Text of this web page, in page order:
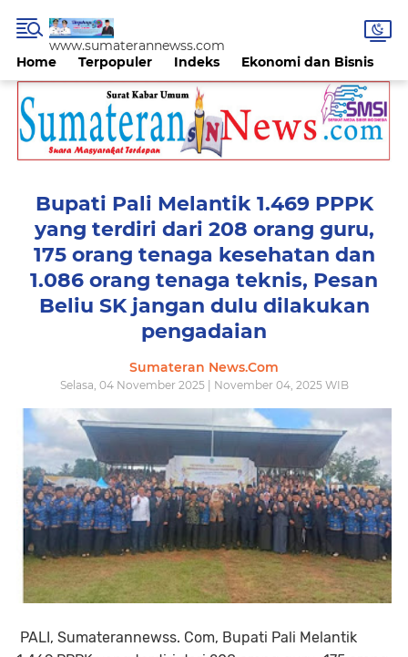
Home Terpopuler Indeks Ekonomi dan Bisnis
www.sumaterannewss.com
Bupati Pali Melantik 1.469 PPPK
yang terdiri dari 208 orang guru,
175 orang tenaga kesehatan dan
1.086 orang tenaga teknis, Pesan
Beliu SK jangan dulu dilakukan
pengadaian
Sumateran News.Com
Selasa, 04 November 2025 | November 04, 2025 WIB
PALI, Sumaterannewss. Com, Bupati Pali Melantik